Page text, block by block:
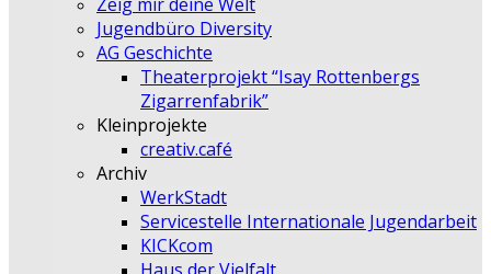
Jugendbüro Diversity
AG Geschichte
Theaterprojekt “Isay Rottenbergs
Zigarrenfabrik”
Kleinprojekte
creativ.café
Archiv
WerkStadt
Servicestelle Internationale Jugendarbeit
KICKcom